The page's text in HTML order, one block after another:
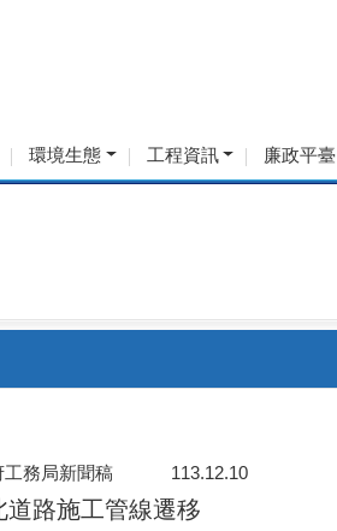
環境生態 工程資訊 廉政平臺
工務局新聞稿 113.12.10
道路施工管線遷移